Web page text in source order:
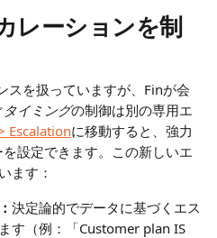
レーションを制
スを扱っていますが、Finが会
タイミングの制御は別の専用エ
Escalationに移動すると、強力
設定できます。この新しいエ
ます：
決定論的でデータに基づくエス
す（例：「Customer plan IS